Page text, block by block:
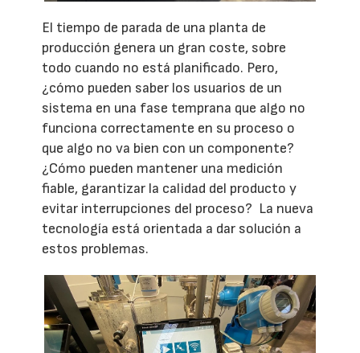
El tiempo de parada de una planta de
producción genera un gran coste, sobre
todo cuando no está planificado. Pero,
¿cómo pueden saber los usuarios de un
sistema en una fase temprana que algo no
funciona correctamente en su proceso o
que algo no va bien con un componente?
¿Cómo pueden mantener una medición
fiable, garantizar la calidad del producto y
evitar interrupciones del proceso? La nueva
tecnología está orientada a dar solución a
estos problemas.